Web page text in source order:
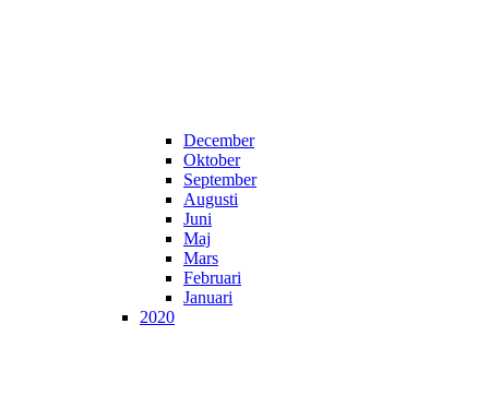
December
Oktober
September
Augusti
Juni
Maj
Mars
Februari
Januari
2020